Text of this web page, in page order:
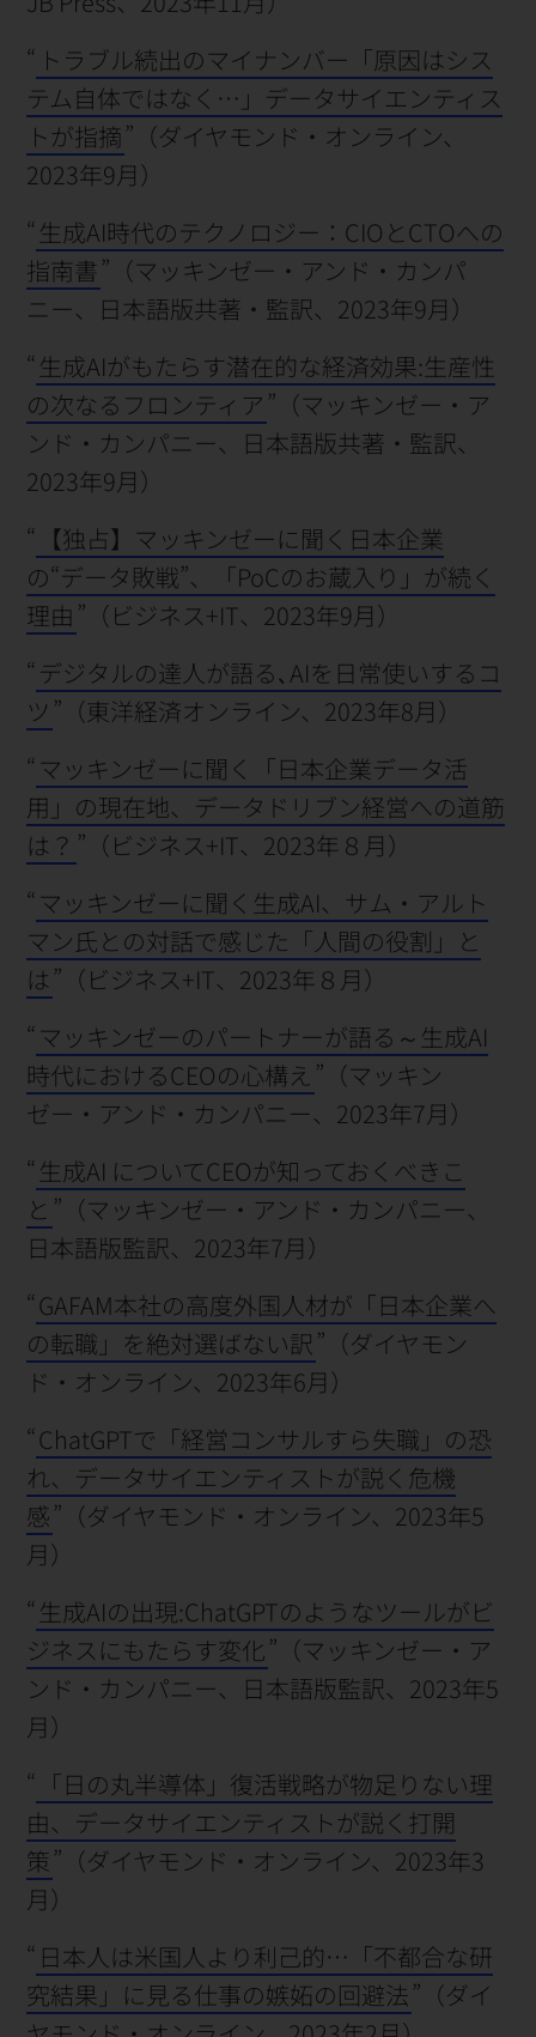
“ トラブル続出のマイナンバー「原因はシス
テム自体ではなく…」データサイエンティス
トが指摘 ”（ダイヤモンド・オンライン、
2023年9月）
“ 生成AI時代のテクノロジー：CIOとCTOへの
指南書”（マッキンゼー・アンド・カンパ
ニー、日本語版共著・監訳、2023年9月）
“ 生成AIがもたらす潜在的な経済効果:生産性
の次なるフロンティア ”（マッキンゼー・ア
ンド・カンパニー、日本語版共著・監訳、
2023年9月）
“ 【独占】マッキンゼーに聞く日本企業
の“データ敗戦”、「PoCのお蔵入り」が続く
理由 ”（ビジネス+IT、2023年9月）
“ デジタルの達人が語る､AIを日常使いするコ
ツ ”（東洋経済オンライン、2023年8月）
“ マッキンゼーに聞く「日本企業データ活
用」の現在地、データドリブン経営への道筋
は？ ”（ビジネス+IT、2023年８月）
“ マッキンゼーに聞く生成AI、サム・アルト
マン氏との対話で感じた「人間の役割」と
は ”（ビジネス+IT、2023年８月）
“ マッキンゼーのパートナーが語る～生成AI
時代におけるCEOの心構え ”（マッキン
ゼー・アンド・カンパニー、2023年7月）
“ 生成AI についてCEOが知っておくべきこ
と ”（マッキンゼー・アンド・カンパニー、
日本語版監訳、2023年7月）
“GAFAM本社の高度外国人材が「日本企業へ
の転職」を絶対選ばない訳 ”（ダイヤモン
ド・オンライン、2023年6月）
“ChatGPTで「経営コンサルすら失職」の恐
れ、データサイエンティストが説く危機
感”（ダイヤモンド・オンライン、2023年5
月）
“ 生成AIの出現:ChatGPTのようなツールがビ
ジネスにもたらす変化”（マッキンゼー・ア
ンド・カンパニー、日本語版監訳、2023年5
月）
“ 「日の丸半導体」復活戦略が物足りない理
由、データサイエンティストが説く打開
策 ”（ダイヤモンド・オンライン、2023年3
月）
“ 日本人は米国人より利己的…「不都合な研
究結果」に見る仕事の嫉妬の回避法”（ダイ